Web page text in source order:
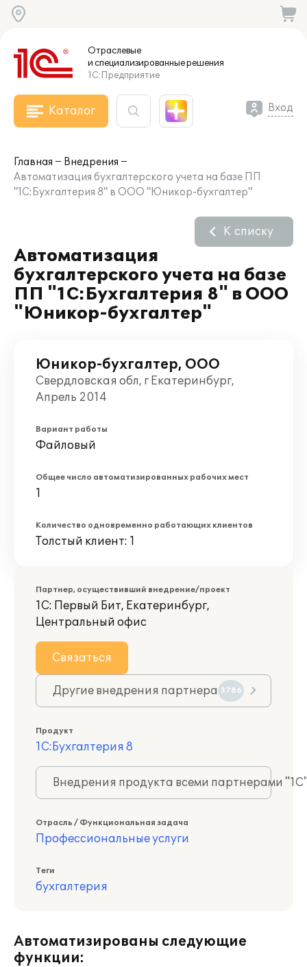
Отраслевые
и специализированныерешения
1С:Предприятие
Каталог Вход
Главная
Внедрения
Автоматизация бухгалтерского учета на базе ПП
"1С:Бухгалтерия 8" в ООО "Юникор-бухгалтер"
Автоматизация
бухгалтерского учета на базе
ПП "1С:Бухгалтерия 8" в ООО
"Юникор-бухгалтер"
К списку
Юникор-бухгалтер, ООО
Свердловская обл, г Екатеринбург,
Апрель 2014
Вариант работы
Файловый
Общее число автоматизированных рабочих мест
1
Количество одновременно работающих клиентов
Толстый клиент: 1
Партнер, осуществивший внедрение/проект
1С: Первый Бит, Екатеринбург,
Центральный офис
Связаться
Другие внедрения партнера 3786
Продукт
1С:Бухгалтерия 8
Внедрения продукта всеми партнерами
Отрасль / Функциональная задача
Профессиональные услуги
Теги
бухгалтерия
Автоматизированы следующие
функции: